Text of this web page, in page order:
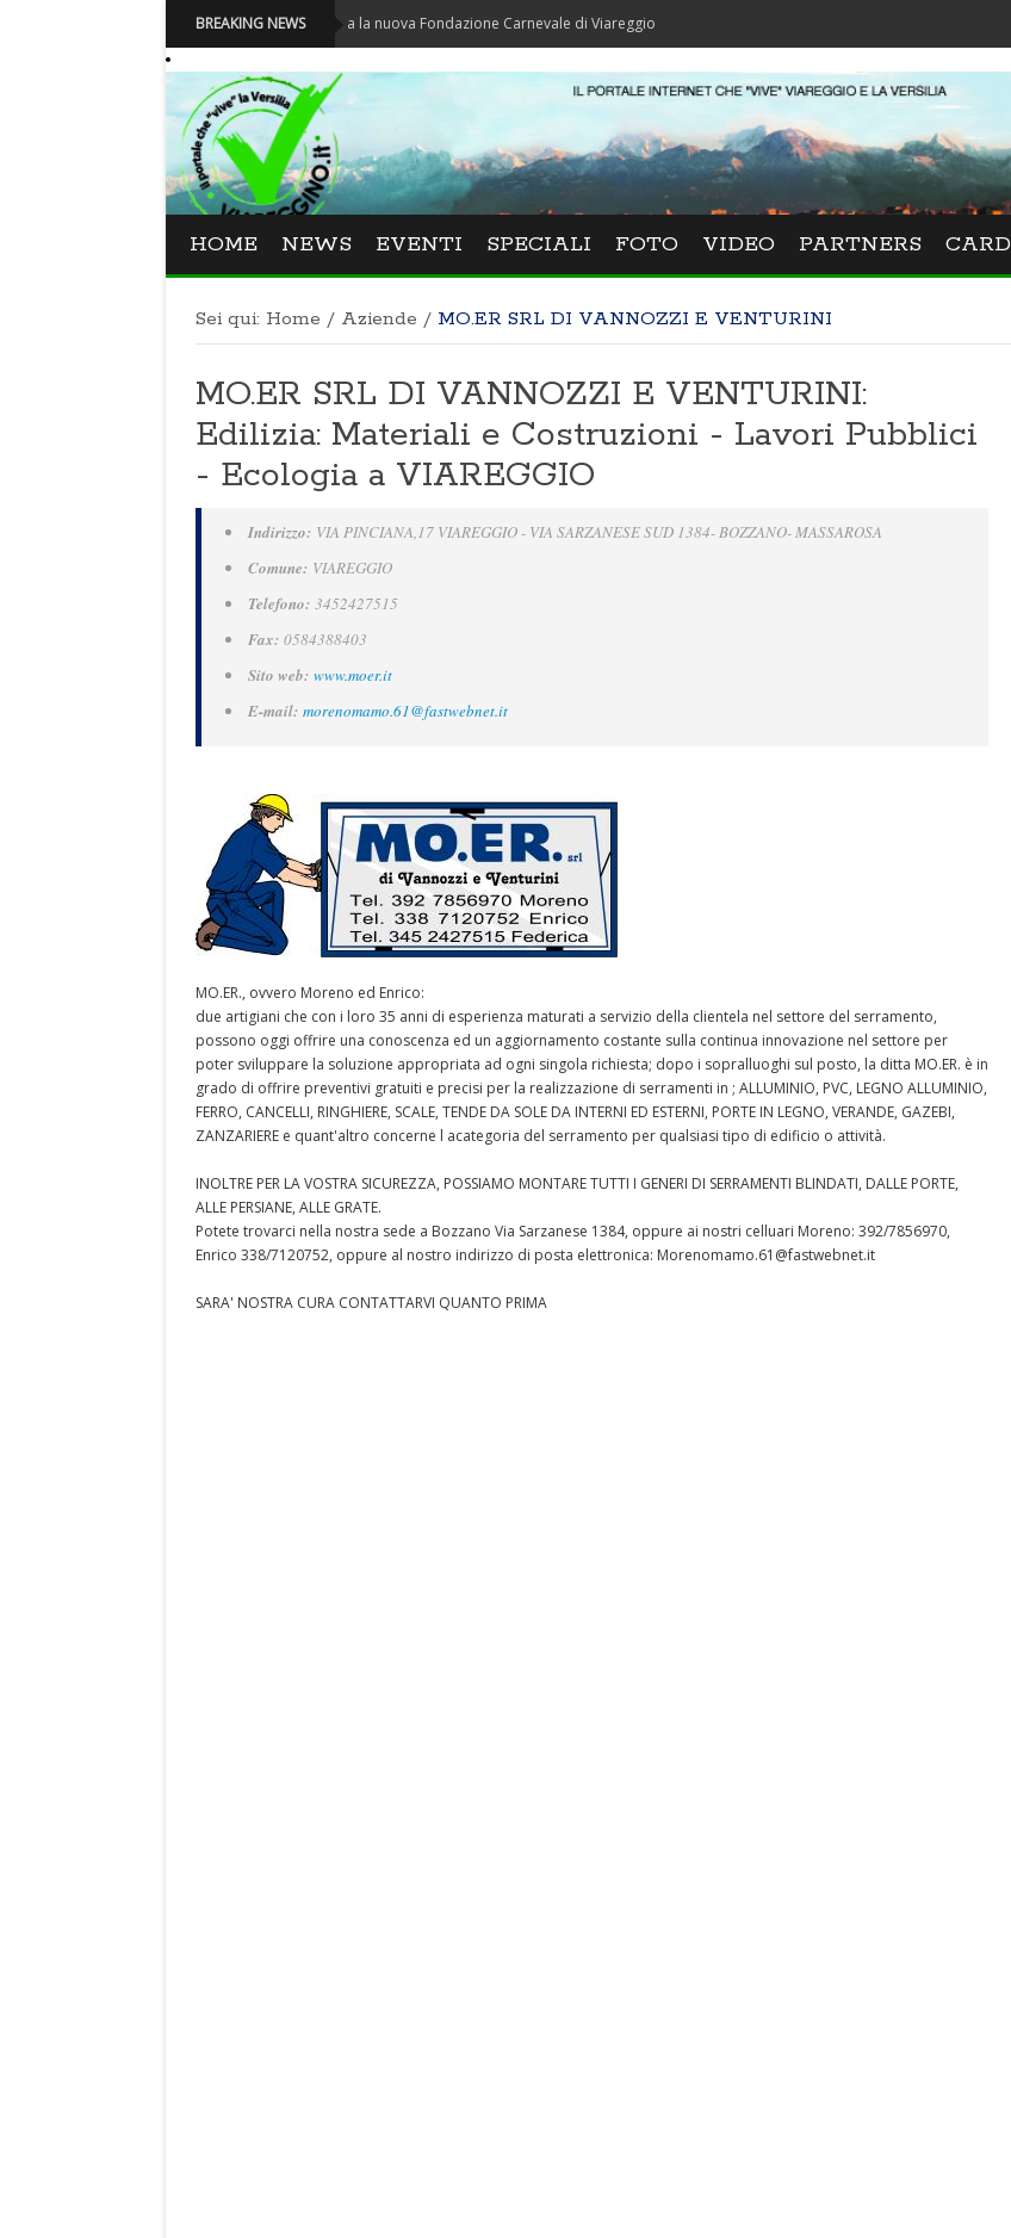
BREAKING NEWS
Carnevale - Nominata la nuova Fondazione Carnevale di Viareggio
HOME NEWS EVENTI SPECIALI FOTO VIDEO PARTNERS CARD
Sei qui: Home / Aziende / MO.ER SRL DI VANNOZZI E VENTURINI
MO.ER SRL DI VANNOZZI E VENTURINI:
Edilizia: Materiali e Costruzioni - Lavori Pubblici
- Ecologia a VIAREGGIO
Indirizzo: VIA PINCIANA,17 VIAREGGIO - VIA SARZANESE SUD 1384- BOZZANO- MASSAROSA
Comune: VIAREGGIO
Telefono: 3452427515
Fax: 0584388403
Sito web: www.moer.it
E-mail: morenomamo.61@fastwebnet.it
MO.ER., ovvero Moreno ed Enrico:
due artigiani che con i loro 35 anni di esperienza maturati a servizio della clientela nel settore del serramento,
possono oggi offrire una conoscenza ed un aggiornamento costante sulla continua innovazione nel settore per
poter sviluppare la soluzione appropriata ad ogni singola richiesta; dopo i sopralluoghi sul posto, la ditta MO.ER. è in
grado di offrire preventivi gratuiti e precisi per la realizzazione di serramenti in ; ALLUMINIO, PVC, LEGNO ALLUMINIO,
FERRO, CANCELLI, RINGHIERE, SCALE, TENDE DA SOLE DA INTERNI ED ESTERNI, PORTE IN LEGNO, VERANDE, GAZEBI,
ZANZARIERE e quant'altro concerne l acategoria del serramento per qualsiasi tipo di edificio o attività.
INOLTRE PER LA VOSTRA SICUREZZA, POSSIAMO MONTARE TUTTI I GENERI DI SERRAMENTI BLINDATI, DALLE PORTE,
ALLE PERSIANE, ALLE GRATE.
Potete trovarci nella nostra sede a Bozzano Via Sarzanese 1384, oppure ai nostri celluari Moreno: 392/7856970,
Enrico 338/7120752, oppure al nostro indirizzo di posta elettronica: Morenomamo.61@fastwebnet.it
SARA' NOSTRA CURA CONTATTARVI QUANTO PRIMA